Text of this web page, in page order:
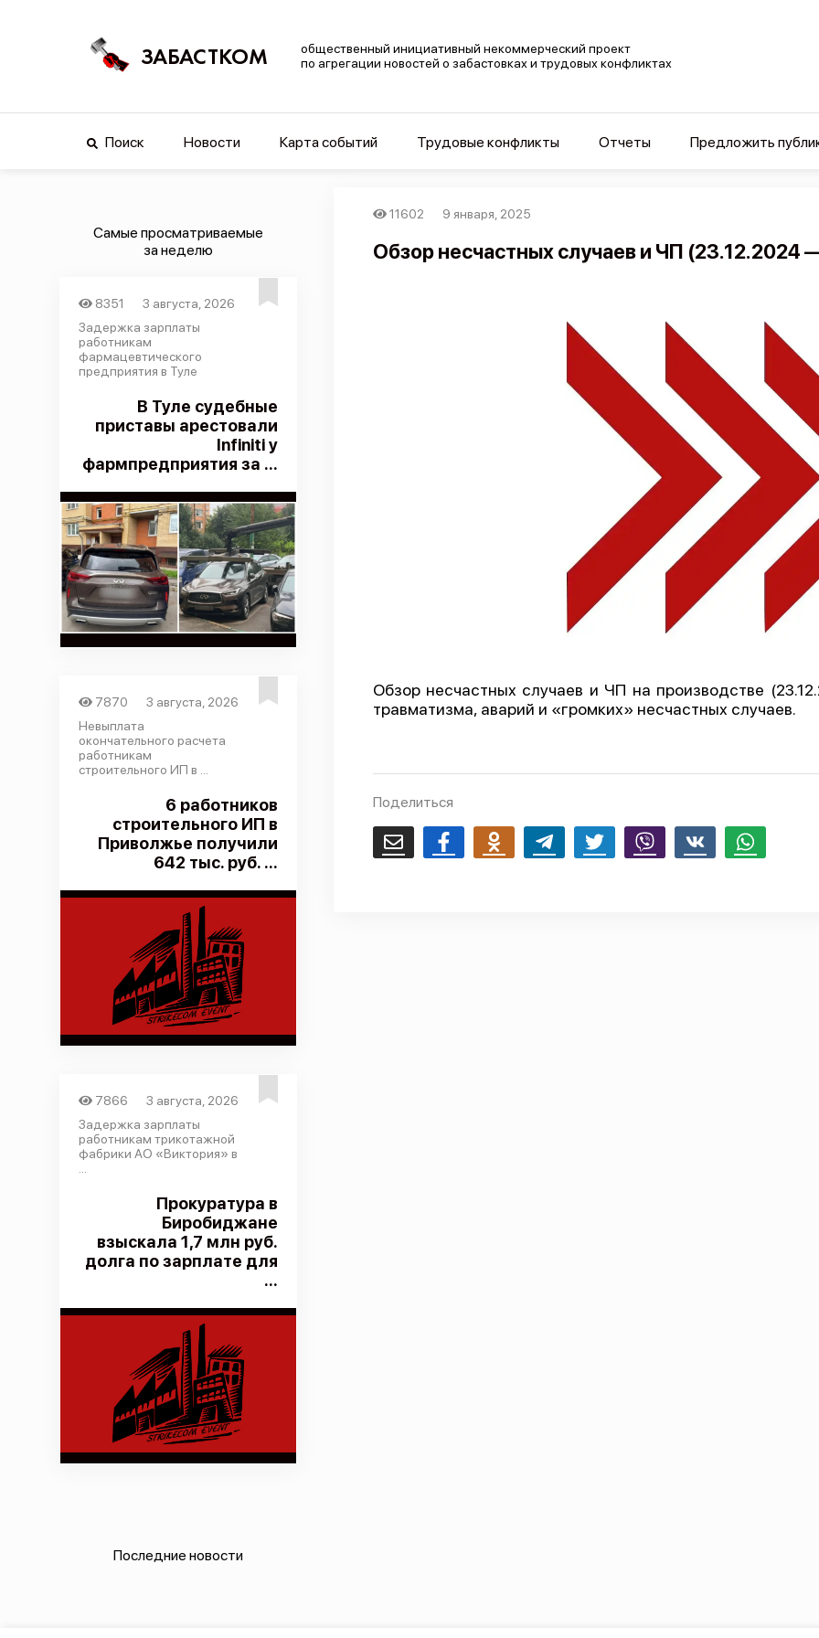
ЗАБАСТКОМ
общественный инициативный некоммерческий проект
по агрегации новостей о забастовках и трудовых конфликтах
Поиск Новости Карта событий Трудовые конфликты Отчеты Предложить
Самые просматриваемые
за неделю
8351
3 августа, 2026
Задержка зарплаты
работникам
фармацевтического
предприятия в Туле
В Туле судебные
приставы арестовали
Infiniti у
фармпредприятия за ...
7870
3 августа, 2026
Невыплата
окончательного расчета
работникам
строительного ИП в ...
6 работников
строительного ИП в
Приволжье получили
642 тыс. руб. ...
7866
3 августа, 2026
Задержка зарплаты
работникам трикотажной
фабрики АО «Виктория» в
Прокуратура в
Биробиджане
взыскала 1,7 млн руб.
долга по зарплате для
...
Последние новости
11602 9 января, 2025
Обзор несчастных случаев и ЧП (23.12.2024
Обзор несчастных случаев и ЧП на производстве
травматизма, аварий и «громких» несчастных случаев.
Поделиться
Email FacebookOdnoklassnikiTelegram Twitter Viber Whatsapp